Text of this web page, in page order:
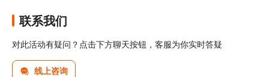
联系我们
对此活动有疑问？点击下方聊天按钮，客服为你实时答疑
线上咨询